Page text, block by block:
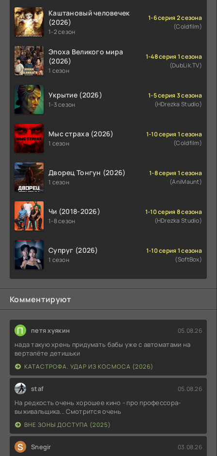
Каштановый человечек
(2026)
1-2 сезон
1-6 серия 2 сезона
(Coldfilm)
Эпоха Великого мира
(2026)
1 сезон
1-48 серия 1 сезона
(DubLik.TV)
Укрытие (2026)
1-3 сезон
1-5 серия 3 сезона
(HDrezka Studio)
Мыс страха (2026)
1 сезон
1-10 серия 1 сезона
(Coldfilm)
Дворец Тонгун (2026)
1 сезон
1-8 серия 1 сезона
(AniMaunt)
Чи (2018-2026)
1-8 сезон
1-10 серия 8 сезона
(HDrezka Studio)
Супруг (2026)
1 сезон
1-10 серия 1 сезона
(SoftBox)
Комментируют
П петя хуякин 05.08.26
нада такую хрень придумать бабы уже с автоматами на
верталёте детишьки
КАТАСТРОФА. УДАР ИЗ КОСМОСА (2026)
staf 05.08.26
На редкость очень хорошее кино - про профессора-
выживальщика... Смотрится очень
ВНЕ ЗОНЫ ДОСТУПА (2025)
S Snegir 03.08.26